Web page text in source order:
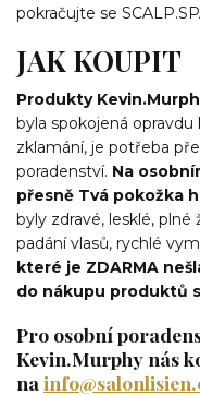
pokračujte se
JAK KOUPIT
Produkty
byla spokojená opravdu
zklamání, je potřeba
poradenství. Na
přesně Tvá pokožka
byly zdravé, lesklé, plné
padání vlasů, rychlé
které je ZDARMA
do nákupu produktů
Pro osobní
Kevin.Murphy nás
na